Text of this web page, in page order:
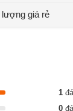
304 )
giá rẻ
1
0